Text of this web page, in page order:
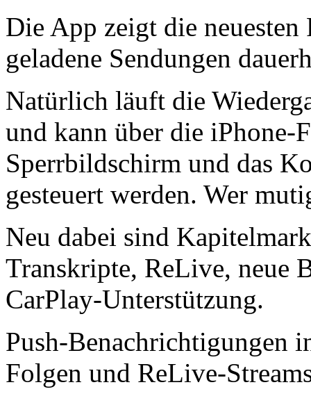
Die App zeigt die
geladene Sendungen
Natürlich läuft die
und kann über die iPhone-
Sperrbildschirm und das
gesteuert werden. Wer
Neu dabei sind
Transkripte, ReLive, neue
CarPlay-Unterstützung.
Push-Benachrichtigungen
Folgen und ReLive-